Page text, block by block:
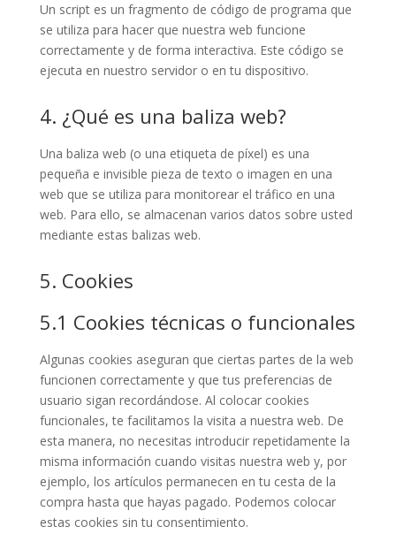
Un script es un fragmento de código de programa que
se utiliza para hacer que nuestra web funcione
correctamente y de forma interactiva. Este código se
ejecuta en nuestro servidor o en tu dispositivo.
4. ¿Qué es una baliza web?
Una baliza web (o una etiqueta de píxel) es una
pequeña e invisible pieza de texto o imagen en una
web que se utiliza para monitorear el tráfico en una
web. Para ello, se almacenan varios datos sobre usted
mediante estas balizas web.
5. Cookies
5.1 Cookies técnicas o funcionales
Algunas cookies aseguran que ciertas partes de la web
funcionen correctamente y que tus preferencias de
usuario sigan recordándose. Al colocar cookies
funcionales, te facilitamos la visita a nuestra web. De
esta manera, no necesitas introducir repetidamente la
misma información cuando visitas nuestra web y, por
ejemplo, los artículos permanecen en tu cesta de la
compra hasta que hayas pagado. Podemos colocar
estas cookies sin tu consentimiento.